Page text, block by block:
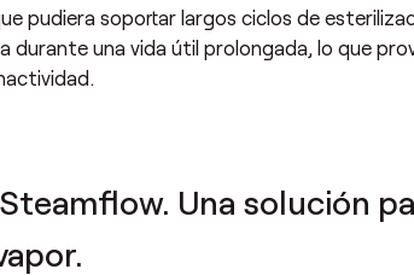
pudiera soportar largos ciclos de
durante una vida útil prolongada, lo que
Una solución